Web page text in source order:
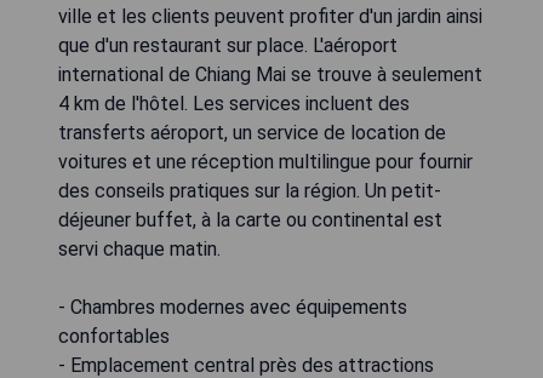
ville et les clients peuvent profiter d'un jardin ainsi
que d'un restaurant sur place. L'aéroport
international de Chiang Mai se trouve à seulement
4 km de l'hôtel. Les services incluent des
transferts aéroport, un service de location de
voitures et une réception multilingue pour fournir
des conseils pratiques sur la région. Un petit-
déjeuner buffet, à la carte ou continental est
servi chaque matin.
- Chambres modernes avec équipements
confortables
- Emplacement central près des attractions